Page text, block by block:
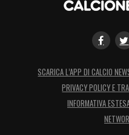
SCARICA L’APP DI CALCIO
PRIVACY POLICY E
INFORMATIVA